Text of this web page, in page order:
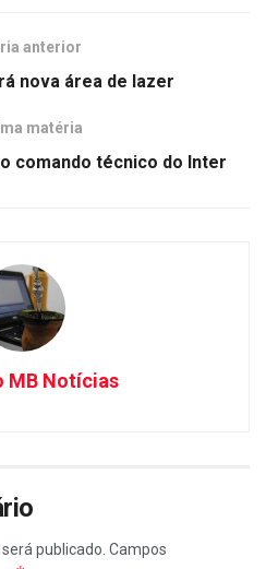
anterior
nova área de lazer
matéria
comando técnico do Inter
MB Notícias
publicado. Campos